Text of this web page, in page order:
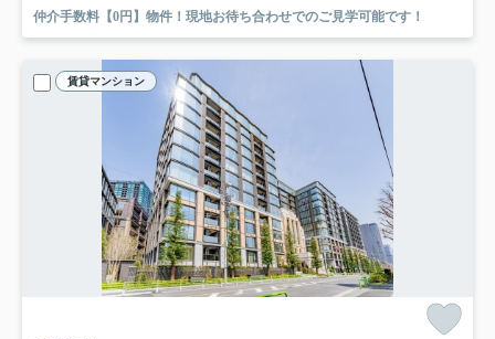
仲介手数料【0円】物件！現地お待ち合わせでのご見学可能です！
賃貸マンション